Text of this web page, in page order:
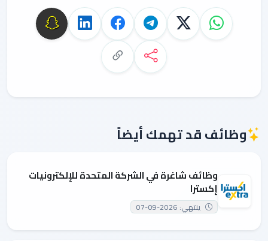
وظائف قد تهمك أيضاً
وظائف شاغرة في الشركة المتحدة للإلكترونيات
إكسترا
ينتهي: 2026-09-07